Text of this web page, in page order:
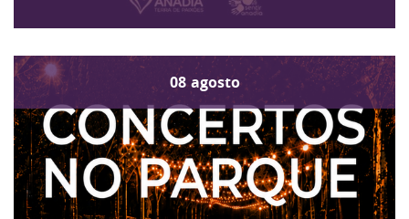
08 agosto